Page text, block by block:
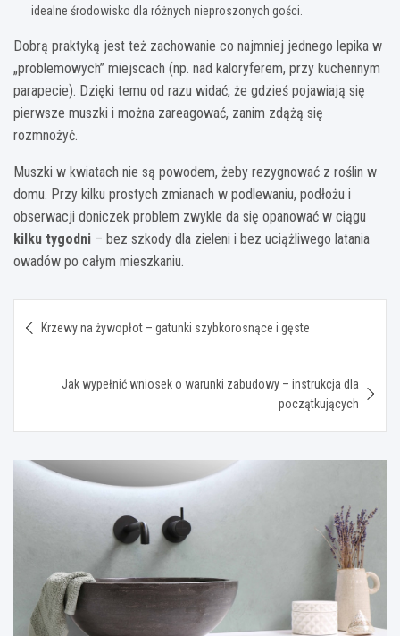
idealne środowisko dla różnych nieproszonych gości.
Dobrą praktyką jest też zachowanie co najmniej jednego lepika w
„problemowych” miejscach (np. nad kaloryferem, przy kuchennym
parapecie). Dzięki temu od razu widać, że gdzieś pojawiają się
pierwsze muszki i można zareagować, zanim zdążą się
rozmnożyć.
Muszki w kwiatach nie są powodem, żeby rezygnować z roślin w
domu. Przy kilku prostych zmianach w podlewaniu, podłożu i
obserwacji doniczek problem zwykle da się opanować w ciągu
kilku tygodni – bez szkody dla zieleni i bez uciążliwego latania
owadów po całym mieszkaniu.
wpisu
Krzewy na żywopłot – gatunki szybkorosnące i gęste
Jak wypełnić wniosek o warunki zabudowy – instrukcja dla
początkujących